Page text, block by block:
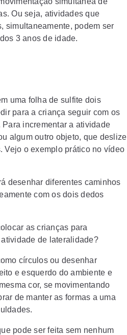
Ou seja, atividades que
simultaneamente, podem ser
3 anos de idade.
uma folha de sulfite dois
para a criança seguir com os
incrementar a atividade
algum outro objeto, que deslize
Vejo o exemplo prático no vídeo
desenhar diferentes caminhos
com os dois dedos
as crianças para
de lateralidade?
círculos ou desenhar
e esquerdo do ambiente e
cor, se movimentando
de manter as formas a uma
pode ser feita sem nenhum